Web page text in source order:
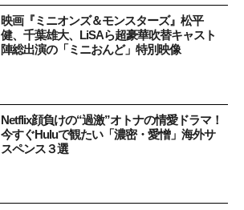
映画『ミニオンズ＆モンスターズ』松平
健、千葉雄大、LiSAら超豪華吹替キャスト
陣総出演の「ミニおんど」特別映像
Netflix顔負けの“過激”オトナの情愛ドラマ！
今すぐHuluで観たい「濃密・愛憎」海外サ
スペンス３選